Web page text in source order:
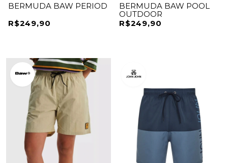
BERMUDA BAW PERIOD
R$249,90
BERMUDA BAW POOL
OUTDOOR
R$249,90